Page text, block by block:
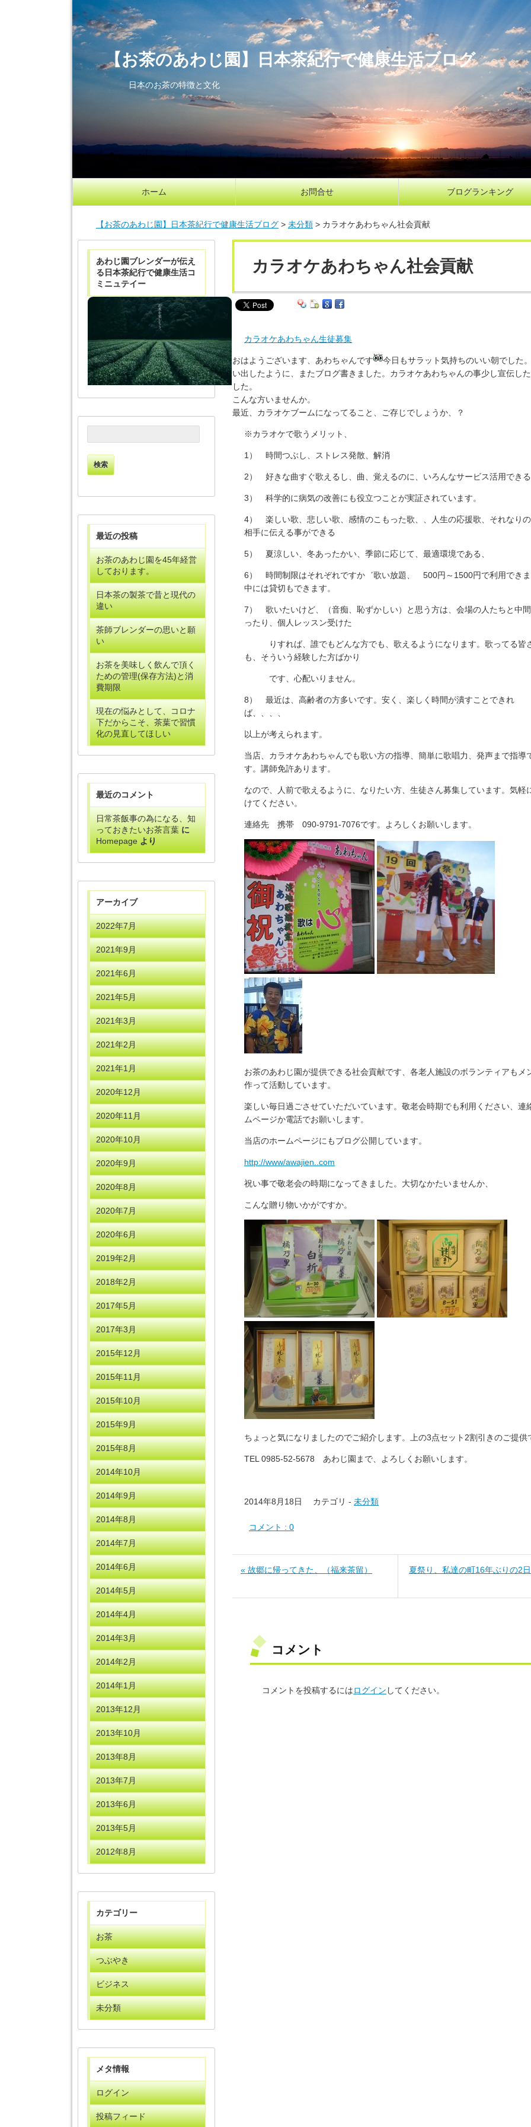
【お茶のあわじ園】日本茶紀行で健康生活ブログ
日本のお茶の特徴と文化
ホーム お問合せ ブログランキング
【お茶のあわじ園】日本茶紀行で健康生活ブログ 未分類 カラオケあわちゃん社会貢献
カラオケあわちゃん社会貢献
カラオケあわちゃん生徒募集
おはようございます、あわちゃんです
今日もサラット気持ちのいい朝でした
い出したように、またブログ書きました。カラオケあわちゃんの事少し宣伝し
した。
こんな方いませんか。
最近、カラオケブームになってること、ご存じでしょうか、？
※カラオケで歌うメリット、
1） 時間つぶし、ストレス発散、解消
2） 好きな曲すぐ歌えるし、曲、覚えるのに、いろんなサービス活用できる
3） 科学的に病気の改善にも役立つことが実証されています。
4） 楽しい歌、悲しい歌、感情のこもった歌、、人生の応援歌、それなり
相手に伝える事ができる
5） 夏涼しい、冬あったかい、季節に応じて、最適環境である、
6） 時間制限はそれぞれですか゛歌い放題、 500円～1500円で利用できま
中には貸切もできます。
7） 歌いたいけど、（音痴、恥ずかしい）と思う方は、会場の人たちと中
ったり、個人レッスン受けた
りすれば、誰でもどんな方でも、歌えるようになります。歌ってる皆
も、そういう経験した方ばかり
です、心配いりません。
8） 最近は、高齢者の方多いです。安く、楽しく時間が潰すことできれ
ば、、、、
以上が考えられます。
当店、カラオケあわちゃんでも歌い方の指導、簡単に歌唱力、発声まで指導
す。講師免許あります。
なので、人前で歌えるように、なりたい方、生徒さん募集しています。気軽
けてください。
連絡先 携帯 090-9791-7076です。よろしくお願いします。
お茶のあわじ園が提供できる社会貢献です、各老人施設のボランティアもメ
作って活動しています。
楽しい毎日過ごさせていただいています。敬老会時期でも利用ください、連
ムページか電話でお願いします。
当店のホームページにもブログ公開しています。
http://www/awajien..com
祝い事で敬老会の時期になってきました。大切なかたいませんか、
こんな贈り物いかがですか。
ちょっと気になりましたのでご紹介します。上の3点セット2割引きのご提供
TEL 0985-52-5678 あわじ園まで、よろしくお願いします。
2014年8月18日 カテゴリ - 未分類
コメント : 0
« 故郷に帰ってきた、（福来茶留）
夏祭り、私達の町16年ぶりの2
コメント
コメントを投稿するにはログイン してください。
あわじ園ブレンダーが伝え
る日本茶紀行で健康生活コ
ミニュテイー
索:
最近の投稿
お茶のあわじ園を45年経営
しております。
日本茶の製茶で昔と現代の
違い
茶師ブレンダーの思いと願
い
お茶を美味しく飲んで頂く
ための管理(保存方法)と消
費期限
現在の悩みとして、コロナ
下だからこそ、茶葉で習慣
化の見直してほしい
最近のコメント
日常茶飯事の為になる、知
っておきたいお茶言葉 に
Homepage より
アーカイブ
2022年7月
2021年9月
2021年6月
2021年5月
2021年3月
2021年2月
2021年1月
2020年12月
2020年11月
2020年10月
2020年9月
2020年8月
2020年7月
2020年6月
2019年2月
2018年2月
2017年5月
2017年3月
2015年12月
2015年11月
2015年10月
2015年9月
2015年8月
2014年10月
2014年9月
2014年8月
2014年7月
2014年6月
2014年5月
2014年4月
2014年3月
2014年2月
2014年1月
2013年12月
2013年10月
2013年8月
2013年7月
2013年6月
2013年5月
2012年8月
カテゴリー
お茶
つぶやき
ビジネス
未分類
メタ情報
ログイン
投稿フィード